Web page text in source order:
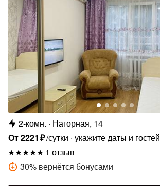
2-комн.
Нагорная, 14
От2221 ₽/сутки укажите даты и гостей
1 отзыв
30% вернётся бонусами